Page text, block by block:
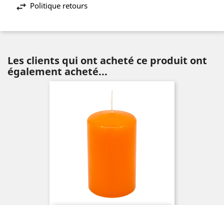
Politique retours
Les clients qui ont acheté ce produit ont
également acheté...